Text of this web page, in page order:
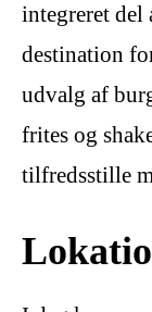
integreret del
destination
udvalg af
frites og
tilfredsstille